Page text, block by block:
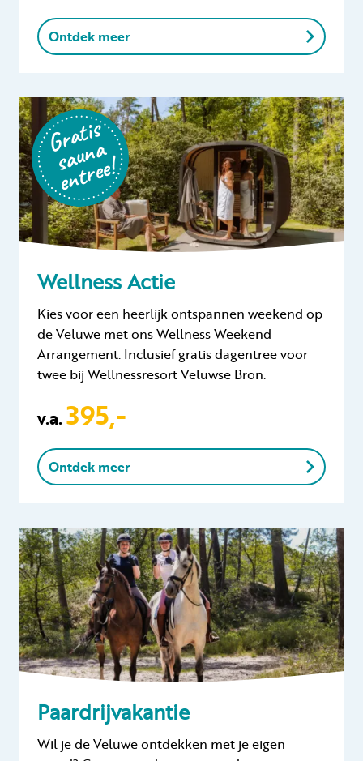
Ontdek meer
G
r
a
ti
s
s
a
u
n
a
e
n
t
r
e
e!
Wellness Actie
Kies voor een heerlijk ontspannen weekend op
de Veluwe met ons Wellness Weekend
Arrangement. Inclusief gratis dagentree voor
twee bij Wellnessresort Veluwse Bron.
v.a.395,-
Ontdek meer
Paardrijvakantie
Wil je de Veluwe ontdekken met je eigen